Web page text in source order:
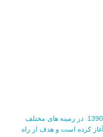
تیم پژوهشی کوله پشتی از اواخر سال 1390 در زمینه های مختلف
کرده است و هدف از راه